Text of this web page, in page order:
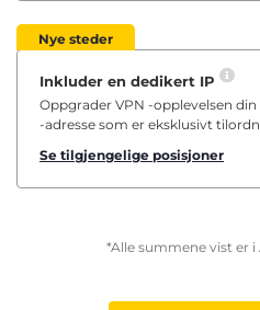
Nye steder
Inkluder en dedikert IP
Oppgrader VPN -opplevelsen din
-adresse som er eksklusivt
Se tilgjengelige posisjoner
*Alle summene vist er